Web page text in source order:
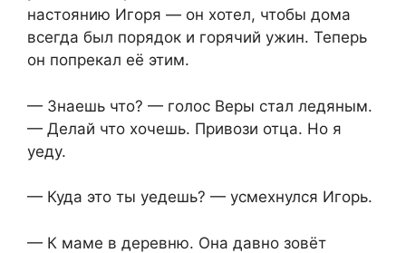
настоянию Игоря — он хотел, чтобы дома
всегда был порядок и горячий ужин. Теперь
он попрекал её этим.
— Знаешь что? — голос Веры стал ледяным.
— Делай что хочешь. Привози отца. Но я
уеду.
— Куда это ты уедешь? — усмехнулся Игорь.
— К маме в деревню. Она давно зовёт